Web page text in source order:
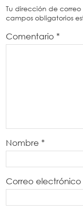
Tu dirección de
campos obligatorios
Comentario *
Nombre *
Correo electrónico